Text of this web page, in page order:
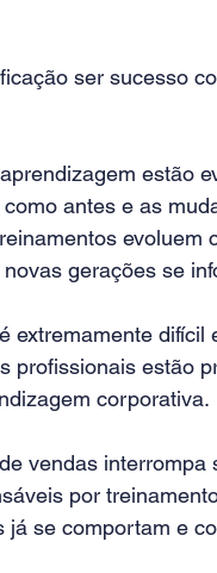
ser sucesso
estão
antes e as
evoluem
gerações se
extremamente
profissionais estão
corporativa.
vendas
por
se comportam e